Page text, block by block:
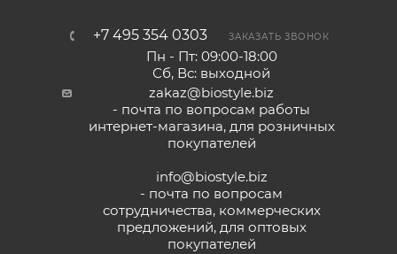
+7 495 354 0303 ЗАКАЗАТЬ ЗВОНОК
Пн - Пт: 09:00-18:00
Сб, Вс: выходной
zakaz@biostyle.biz
- почта по вопросам работы
интернет-магазина, для розничных
покупателей
info@biostyle.biz
- почта по вопросам
сотрудничества, коммерческих
предложений, для оптовых
покупателей